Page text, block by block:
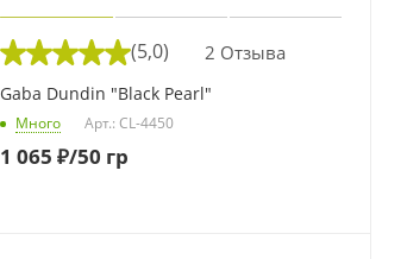
(5,0) 2 Отзыва
Gaba Dundin "Black Pearl"
Много Арт.: CL-4450
1 065 ₽/50 гр